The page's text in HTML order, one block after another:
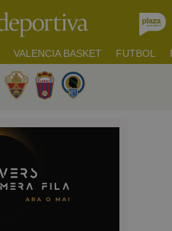
VALENCIA BASKET FUTBOL